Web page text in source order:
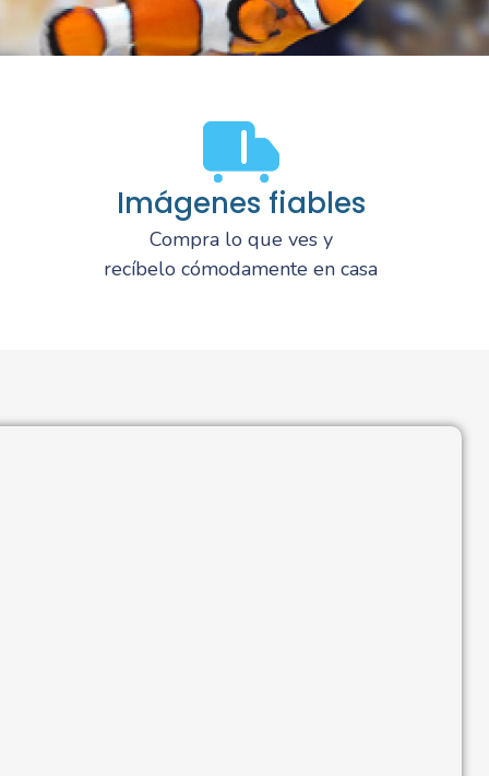
Imágenes fiables
Compra lo que ves y
recíbelo cómodamente en casa